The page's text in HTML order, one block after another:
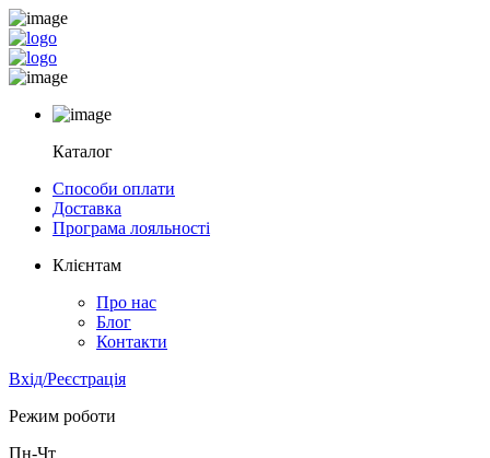
Каталог
Способи оплати
Доставка
Програма лояльності
Клієнтам
Про нас
Блог
Контакти
Вхід/Реєстрація
Режим роботи
Пн-Чт